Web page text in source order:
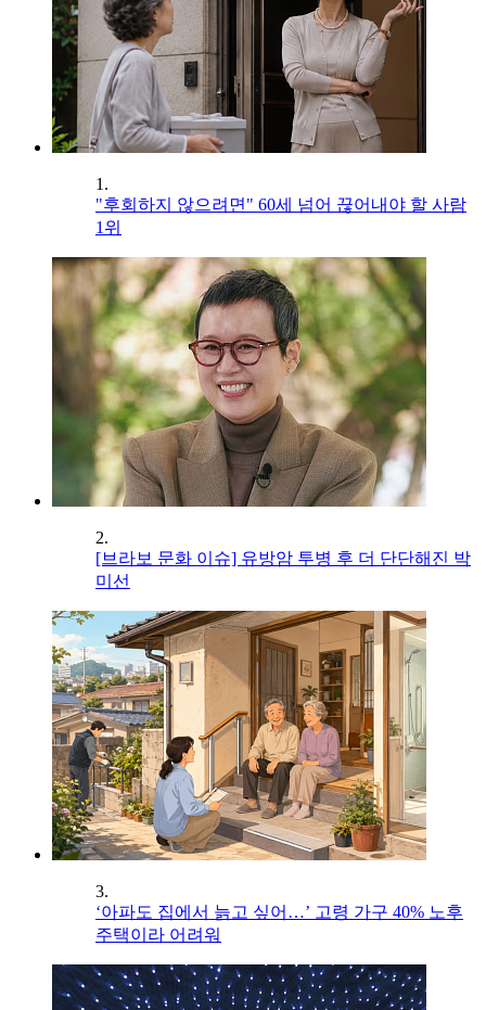
1.
"후회하지 않으려면" 60세 넘어 끊어내야 할 사람
1위
2.
[브라보 문화 이슈] 유방암 투병 후 더 단단해진 박
미선
3.
‘아파도 집에서 늙고 싶어…’ 고령 가구 40% 노후
주택이라 어려워